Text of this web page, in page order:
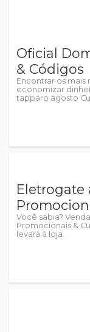
Oficial
& Códigos
Encontrar os
economizar
tapparo agosto
Eletrogate
Você sabia?
Promocionais &
levará à loja.